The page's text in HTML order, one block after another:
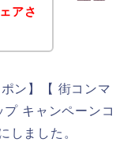
アさ
ン】【 街コンマ
キャンペーンコ
しました。